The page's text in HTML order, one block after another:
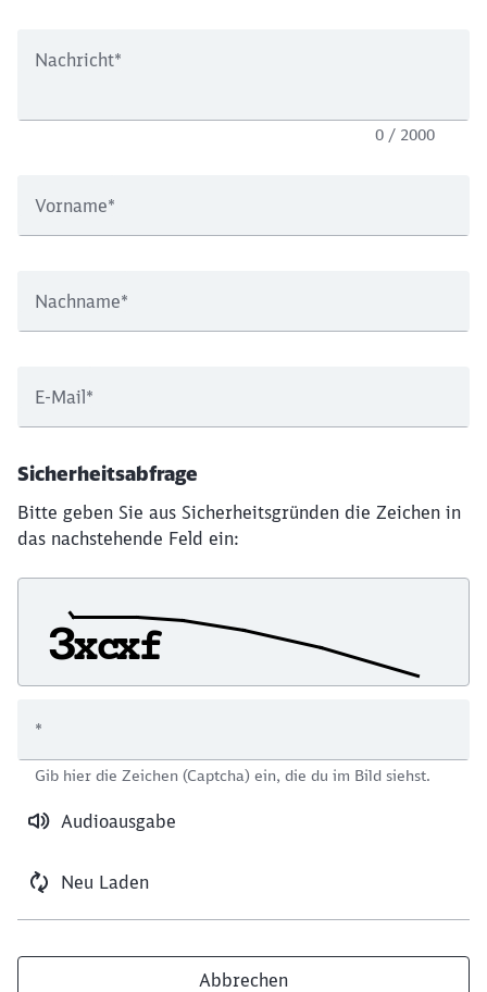
Nachricht*
0 / 2000
Vorname*
Nachname*
E-Mail*
Sicherheitsabfrage
Bitte geben Sie aus Sicherheitsgründen die Zeichen in
das nachstehende Feld ein:
Audioausgabe
Neu Laden
*
Gib hier die Zeichen (Captcha) ein, die du im Bild siehst.
Abbrechen
Schließen
Möchten Sie zuweitergeleitet